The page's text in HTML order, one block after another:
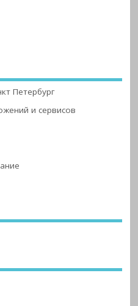
Петербург
и сервисов